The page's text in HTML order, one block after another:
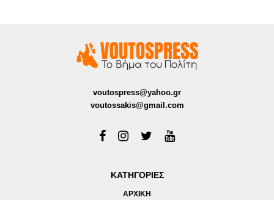
voutospress@yahoo.gr
voutossakis@gmail.com
ΚΑΤΗΓΟΡΙΕΣ
ΑΡΧΙΚΗ